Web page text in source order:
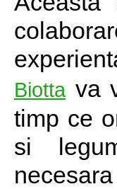
Biotta va
timp ce
si